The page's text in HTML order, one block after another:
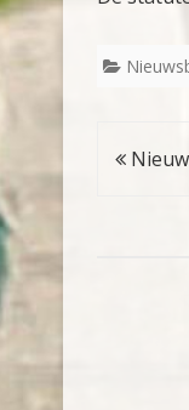
Bericht